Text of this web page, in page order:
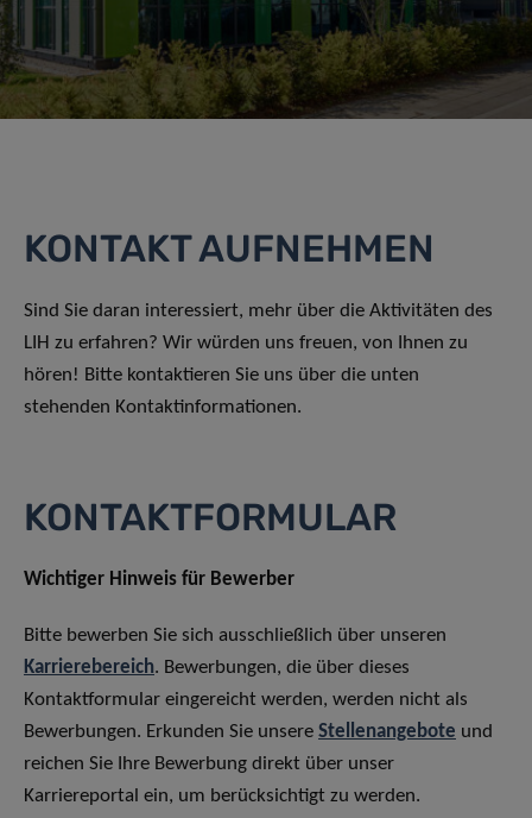
KONTAKT AUFNEHMEN
Sind Sie daran interessiert, mehr über die Aktivitäten des
LIH zu erfahren? Wir würden uns freuen, von Ihnen zu
hören! Bitte kontaktieren Sie uns über die unten
stehenden Kontaktinformationen.
KONTAKTFORMULAR
Wichtiger Hinweis für Bewerber
Bitte bewerben Sie sich ausschließlich über unseren
Karrierebereich. Bewerbungen, die über dieses
Kontaktformular eingereicht werden, werden nicht als
Bewerbungen. Erkunden Sie unsere Stellenangebote und
reichen Sie Ihre Bewerbung direkt über unser
Karriereportal ein, um berücksichtigt zu werden.